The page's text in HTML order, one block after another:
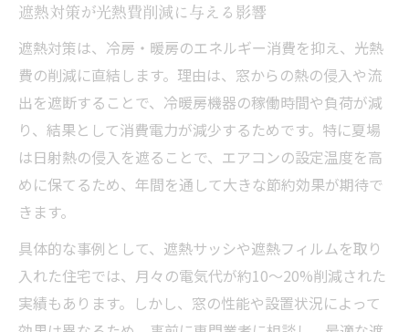
遮熱対策が光熱費削減に与える影響
遮熱対策は、冷房・暖房のエネルギー消費を抑え、光熱
費の削減に直結します。理由は、窓からの熱の侵入や流
出を遮断することで、冷暖房機器の稼働時間や負荷が減
り、結果として消費電力が減少するためです。特に夏場
は日射熱の侵入を遮ることで、エアコンの設定温度を高
めに保てるため、年間を通して大きな節約効果が期待で
きます。
具体的な事例として、遮熱サッシや遮熱フィルムを取り
入れた住宅では、月々の電気代が約10～20%削減された
実績もあります。しかし、窓の性能や設置状況によって